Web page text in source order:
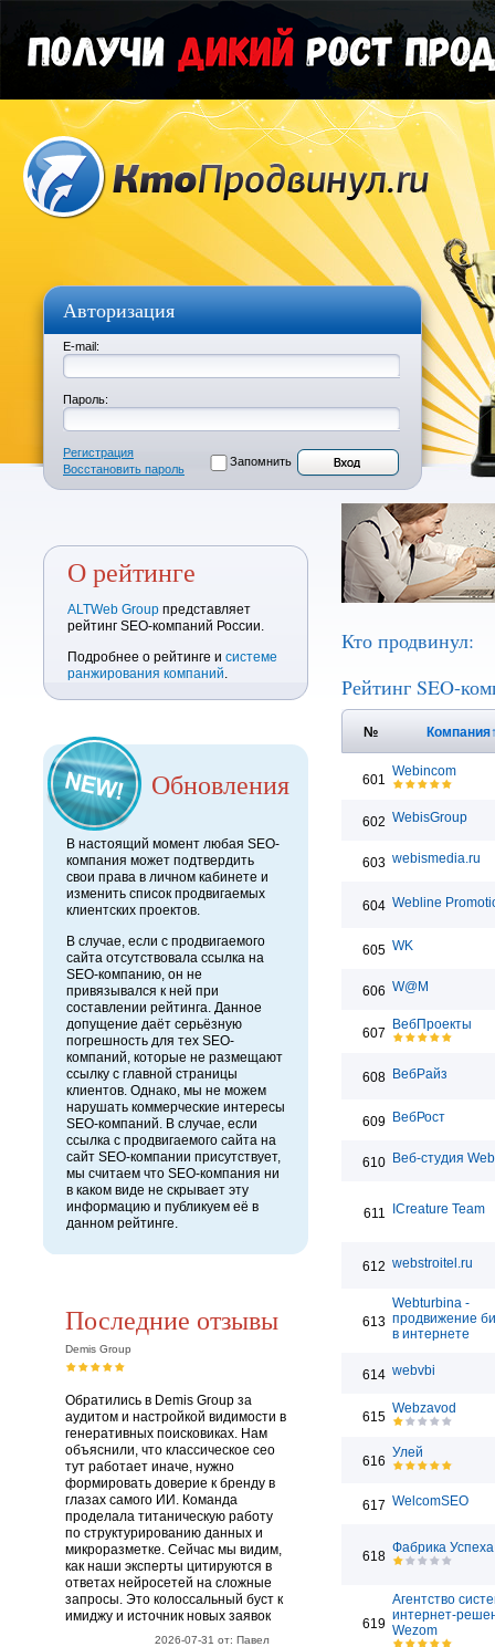
Авторизация
E-mail:
Пароль:
Регистрация
Восстановить пароль
Запомнить
О рейтинге
ALTWeb Group представляет
рейтинг SEO-компаний России.
Подробнее о рейтинге и системе
ранжирования компаний.
Обновления
В настоящий момент любая SEO-
компания может подтвердить
свои права в личном кабинете и
изменить список продвигаемых
клиентских проектов.
В случае, если с продвигаемого
сайта отсутствовала ссылка на
SEO-компанию, он не
привязывался к ней при
составлении рейтинга. Данное
допущение даёт серьёзную
погрешность для тех SEO-
компаний, которые не размещают
ссылку с главной страницы
клиентов. Однако, мы не можем
нарушать коммерческие интересы
SEO-компаний. В случае, если
ссылка с продвигаемого сайта на
сайт SEO-компании присутствует,
мы считаем что SEO-компания ни
в каком виде не скрывает эту
информацию и публикуем её в
данном рейтинге.
Последние отзывы
Demis Group
Обратились в Demis Group за
аудитом и настройкой видимости в
генеративных поисковиках. Нам
объяснили, что классическое сео
тут работает иначе, нужно
формировать доверие к бренду в
глазах самого ИИ. Команда
проделала титаническую работу
по структурированию данных и
микроразметке. Сейчас мы видим,
как наши эксперты цитируются в
ответах нейросетей на сложные
запросы. Это колоссальный буст к
имиджу и источник новых заявок
2026-07-31 от: Павел
Кто продвинул:
Рейтинг SEO-
№ Компания
601
Webincom
602 WebisGroup
603 webismedia.ru
604 Webline
605 WK
606 W@M
607
ВебПроекты
608 ВебРайз
609 ВебРост
610 Веб-студия
611 ICreature Team
612 webstroitel.ru
613
Webturbina -
продвижение
в интернете
614 webvbi
615
Webzavod
616
Улей
617 WelcomSEO
618
Фабрика Успеха
619
Агентство
интернет-
Wezom